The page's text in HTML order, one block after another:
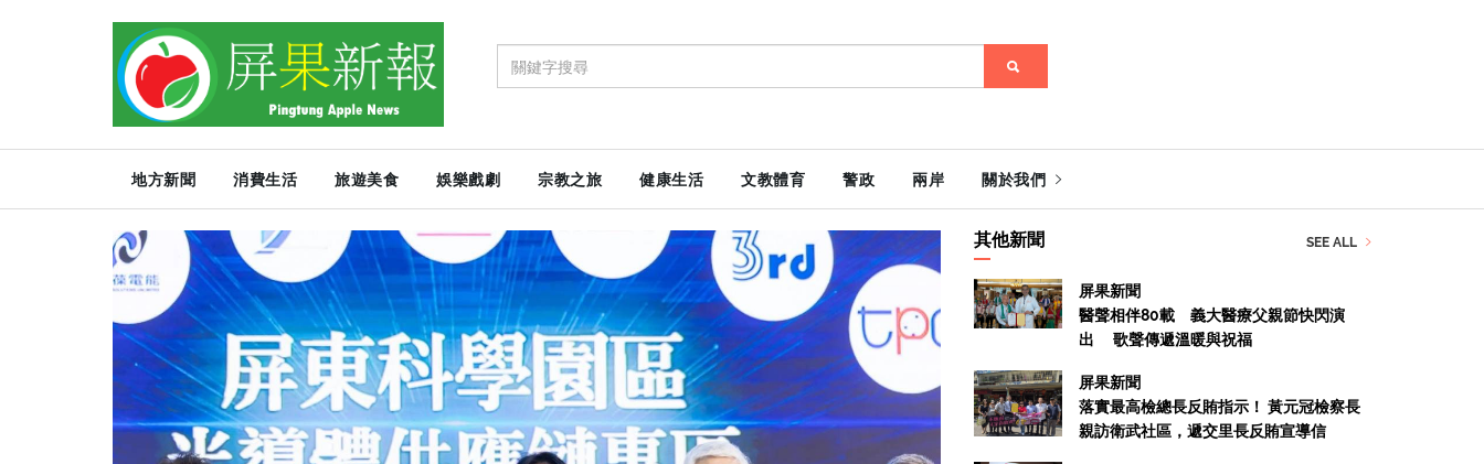
地方新聞 消費生活 旅遊美食 娛樂戲劇 宗教之旅 健康生活 文教體育 警政 兩岸 關於我們
其他新聞 SEE ALL
屏果新聞
醫聲相伴80載 義大醫療父親節快閃演
出 歌聲傳遞溫暖與祝福
屏果新聞
落實最高檢總長反賄指示！ 黃元冠檢察長
親訪衛武社區，遞交里長反賄宣導信